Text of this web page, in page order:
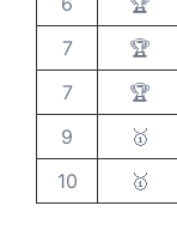
7
🏆
7
🏆
9
🥇
10
🥇